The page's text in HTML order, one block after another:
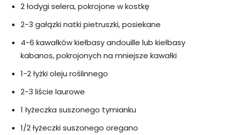
2 łodygi selera, pokrojone w kostkę
2-3 gałązki natki pietruszki, posiekane
4-6 kawałków kiełbasy andouille lub kiełbasy
kabanos, pokrojonych na mniejsze kawałki
1-2 łyżki oleju roślinnego
2-3 liście laurowe
1 łyżeczka suszonego tymianku
1/2 łyżeczki suszonego oregano